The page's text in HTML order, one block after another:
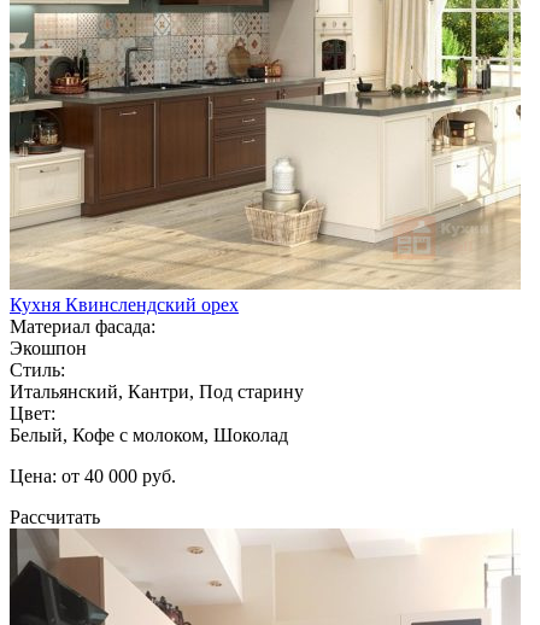
Кухня Квинслендский орех
Материал фасада:
Экошпон
Стиль:
Итальянский, Кантри, Под старину
Цвет:
Белый, Кофе с молоком, Шоколад
Цена: от 40 000 руб.
Рассчитать